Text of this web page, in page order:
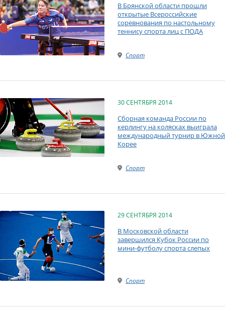
В Брянской области прошли
открытые Всероссийские
соревнования по настольному
теннису спорта лиц с ПОДА
Спорт
30 СЕНТЯБРЯ 2014
Сборная команда России по
керлингу на колясках выиграла
международный турнир в Южной
Корее
Спорт
29 СЕНТЯБРЯ 2014
В Московской области
завершился Кубок России по
мини-футболу спорта слепых
Спорт